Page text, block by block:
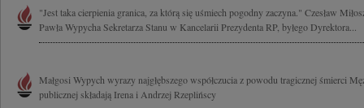
"Jest taka cierpienia granica, za którą się uśmiech pogodny zaczyna." Czesław
Pawła Wypycha Sekretarza Stanu w Kancelarii Prezydenta RP, byłego Dyrektora...
Małgosi Wypych wyrazy najgłębszego współczucia z powodu tragicznej śmierci
publicznej składają Irena i Andrzej Rzeplińscy